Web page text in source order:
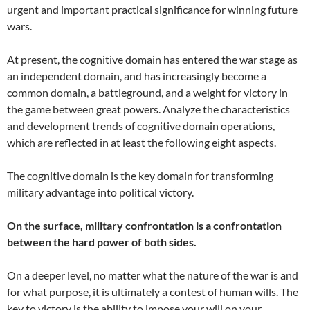
urgent and important practical significance for winning future
wars.
At present, the cognitive domain has entered the war stage as
an independent domain, and has increasingly become a
common domain, a battleground, and a weight for victory in
the game between great powers. Analyze the characteristics
and development trends of cognitive domain operations,
which are reflected in at least the following eight aspects.
The cognitive domain is the key domain for transforming
military advantage into political victory.
On the surface, military confrontation is a confrontation
between the hard power of both sides.
On a deeper level, no matter what the nature of the war is and
for what purpose, it is ultimately a contest of human wills. The